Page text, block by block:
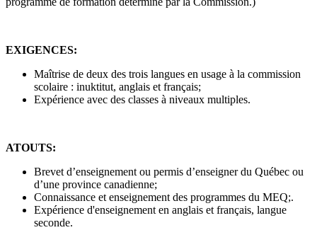
EXIGENCES:
Maîtrise de deux des trois langues en usage à la commission
scolaire : inuktitut, anglais et français;
Expérience avec des classes à niveaux multiples.
ATOUTS:
Brevet d’enseignement ou permis d’enseigner du Québec ou
d’une province canadienne;
Connaissance et enseignement des programmes du MEQ;.
Expérience d'enseignement en anglais et français, langue
seconde.